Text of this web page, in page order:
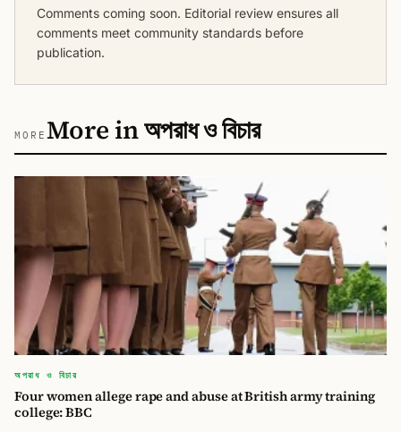
Comments coming soon. Editorial review ensures all
comments meet community standards before
publication.
MORE More in অপরাধ ও বিচার
অপরাধ ও বিচার
Four women allege rape and abuse at British army training
college: BBC